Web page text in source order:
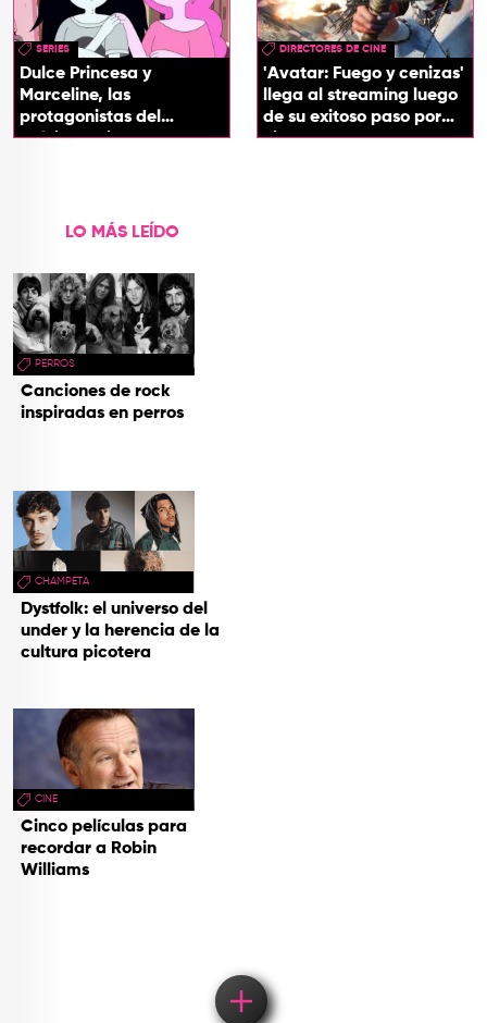
SERIES
Dulce Princesa y
Marceline, las
protagonistas del
próximo spin-off de 'Hora
DIRECTORES DE CINE
'Avatar: Fuego y cenizas'
llega al streaming luego
de su exitoso paso por
cines
LO MÁS LEÍDO
PERROS
Canciones de rock
inspiradas en perros
CHAMPETA
Dystfolk: el universo del
under y la herencia de la
cultura picotera
CINE
Cinco películas para
recordar a Robin
Williams